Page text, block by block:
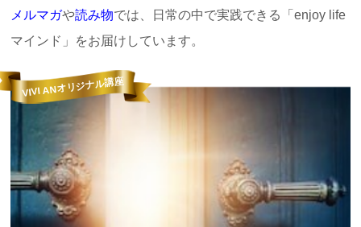
メルマガや読み物では、日常の中で実践できる「enjoy life
マインド」をお届けしています。
VIVI ANオリジナル講座